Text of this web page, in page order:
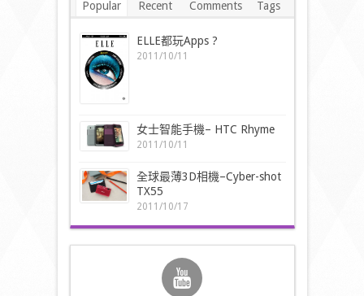
Popular Recent Comments Tags
ELLE都玩Apps ?
2011/10/11
女士智能手機– HTC Rhyme
2011/10/11
全球最薄3D相機–Cyber-shot
TX55
2011/10/17